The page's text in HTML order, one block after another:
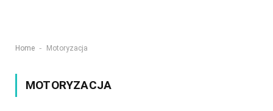
Home - Motoryzacja
MOTORYZACJA